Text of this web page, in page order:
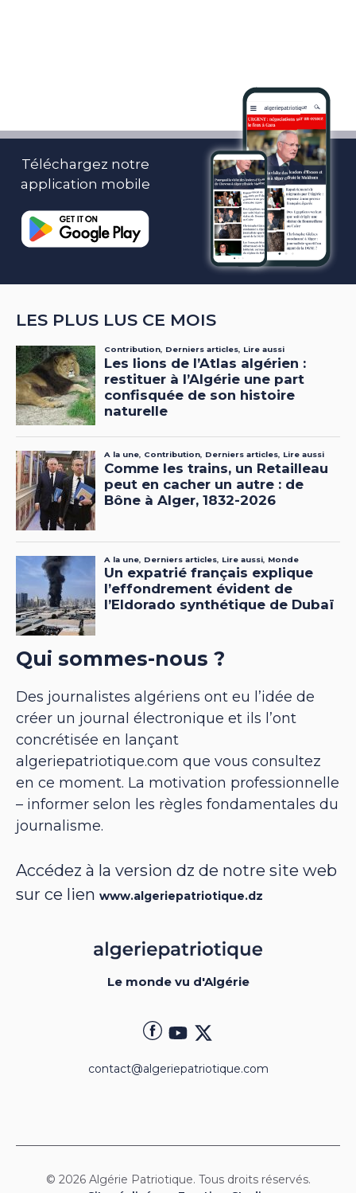
Téléchargez notre
application mobile
LES PLUS LUS CE MOIS
Qui sommes-nous ?
Des journalistes algériens ont eu l’idée de
créer un journal électronique et ils l’ont
concrétisée en lançant
algeriepatriotique.com que vous consultez
en ce moment. La motivation professionnelle
– informer selon les règles fondamentales du
journalisme.
Accédez à la version dz de notre site web
sur ce lien www.algeriepatriotique.dz
Le monde vu d'Algérie
contact@algeriepatriotique.com
© 2026 Algérie Patriotique. Tous droits réservés.